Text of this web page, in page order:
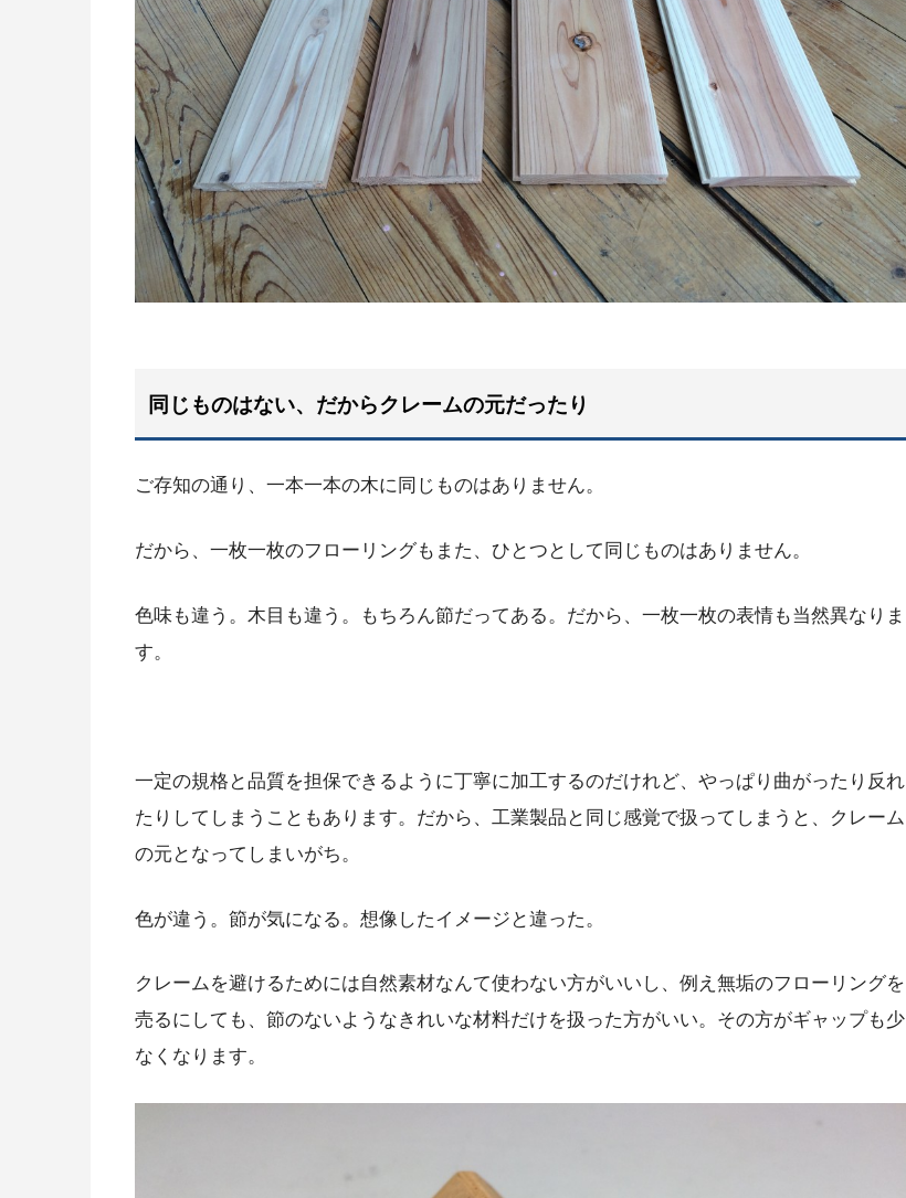
同じものはない、だからクレームの元だったり
ご存知の通り、一本一本の木に同じものはありません。
だから、一枚一枚のフローリングもまた、ひとつとして同じものはありません。
色味も違う。木目も違う。もちろん節だってある。だから、一枚一枚の表情も当然異なりま
す。
一定の規格と品質を担保できるように丁寧に加工するのだけれど、やっぱり曲がったり反れ
たりしてしまうこともあります。だから、工業製品と同じ感覚で扱ってしまうと、クレーム
の元となってしまいがち。
色が違う。節が気になる。想像したイメージと違った。
クレームを避けるためには自然素材なんて使わない方がいいし、例え無垢のフローリングを
売るにしても、節のないようなきれいな材料だけを扱った方がいい。その方がギャップも少
なくなります。